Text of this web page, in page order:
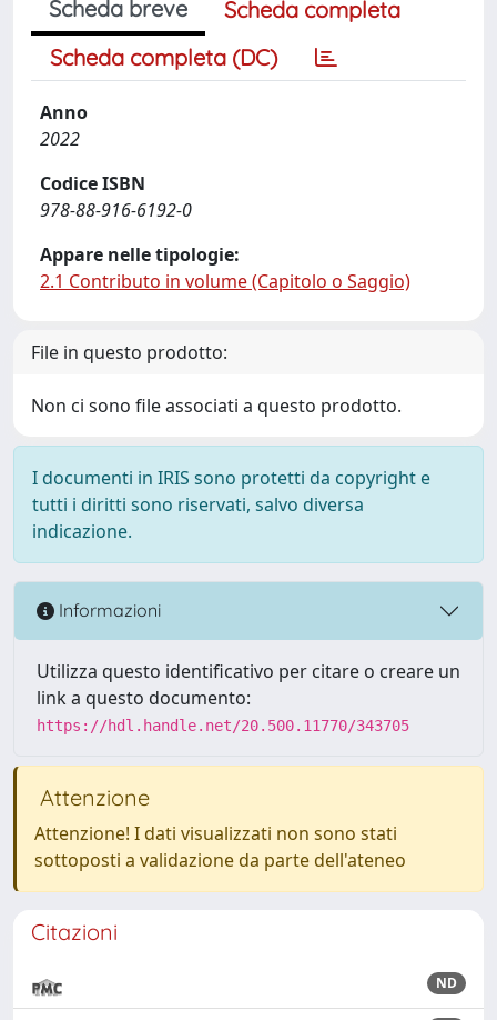
Scheda breve
Scheda completa
Scheda completa (DC)
Anno
2022
Codice ISBN
978-88-916-6192-0
Appare nelle tipologie:
2.1 Contributo in volume (Capitolo o Saggio)
File in questo prodotto:
Non ci sono file associati a questo prodotto.
I documenti in IRIS sono protetti da copyright e
tutti i diritti sono riservati, salvo diversa
indicazione.
Informazioni
Utilizza questo identificativo per citare o creare un
link a questo documento:
https://hdl.handle.net/20.500.11770/343705
Attenzione
Attenzione! I dati visualizzati non sono stati
sottoposti a validazione da parte dell'ateneo
Citazioni
ND